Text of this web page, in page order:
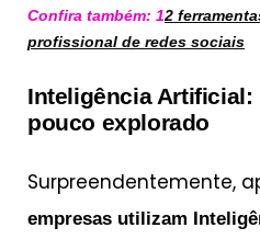
Confira também: 12
profissional de redes sociais
Inteligência
pouco explorado
Surpreendentemente,
empresas utilizam